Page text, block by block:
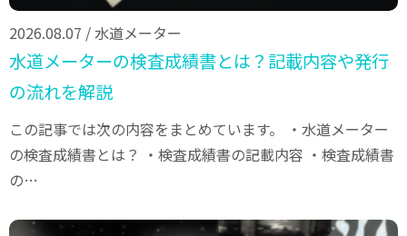
2026.08.07 /水道メーター
水道メーターの検査成績書とは？記載内容や発行
の流れを解説
この記事では次の内容をまとめています。 ・水道メーター
の検査成績書とは？ ・検査成績書の記載内容 ・検査成績書
の…